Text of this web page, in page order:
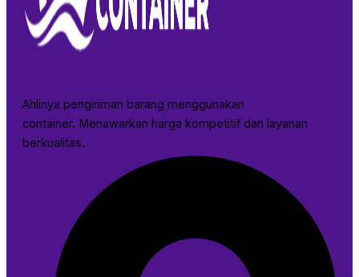
Ahlinya pengiriman barang menggunakan
container. Menawarkan harga kompetitif dan layanan
berkualitas.